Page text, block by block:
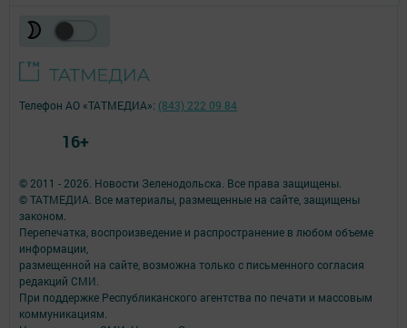
© 2011 - 2026. Новости Зеленодольска. Все права защищены.
© ТАТМЕДИА. Все материалы, размещенные на сайте, защищены
законом.
Перепечатка, воспроизведение и распространение в любом объеме
информации,
размещенной на сайте, возможна только с письменного согласия
редакций СМИ.
При поддержке Республиканского агентства по печати и массовым
коммуникациям.
Телефон АО «ТАТМЕДИА»: (843) 222 09 84
16+